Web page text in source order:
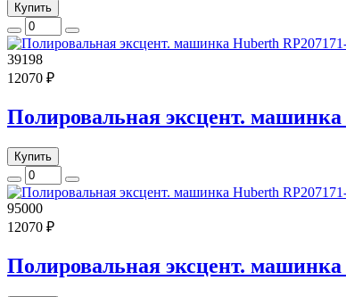
Купить
39198
12070 ₽
Полировальная эксцент.
Купить
95000
12070 ₽
Полировальная эксцент.